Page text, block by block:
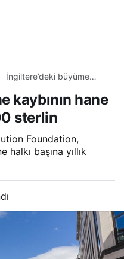
İngiltere’deki büyüme
maliyeti 1400 sterlin
kaybının hane
sterlin
Foundation,
halkı başına yıllık